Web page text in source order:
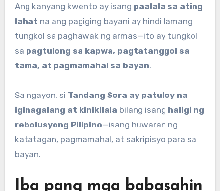
Ang kanyang kwento ay isang paalala sa ating
lahat na ang pagiging bayani ay hindi lamang
tungkol sa paghawak ng armas—ito ay tungkol
sa pagtulong sa kapwa, pagtatanggol sa
tama, at pagmamahal sa bayan.
Sa ngayon, si Tandang Sora ay patuloy na
iginagalang at kinikilala bilang isang haligi ng
rebolusyong Pilipino—isang huwaran ng
katatagan, pagmamahal, at sakripisyo para sa
bayan.
Iba pang mga babasahin